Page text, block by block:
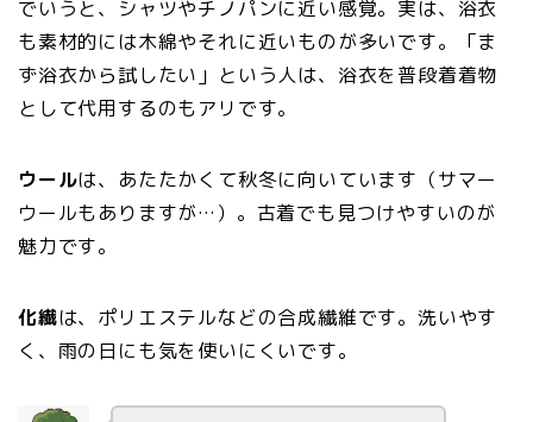
でいうと、シャツやチノパンに近い感覚。実は、浴衣
も素材的には木綿やそれに近いものが多いです。「ま
ず浴衣から試したい」という人は、浴衣を普段着着物
として代用するのもアリです。
ウールは、あたたかくて秋冬に向いています（サマー
ウールもありますが…）。古着でも見つけやすいのが
魅力です。
化繊は、ポリエステルなどの合成繊維です。洗いやす
く、雨の日にも気を使いにくいです。